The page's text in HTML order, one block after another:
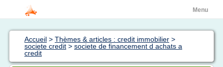
Menu
Accueil > Thèmes & articles : credit immobilier >
societe credit > societe de financement d achats a
credit